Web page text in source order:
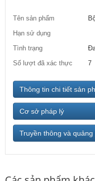
Tên sản phẩm
Hạn sử dụng
Tình trạng
Số lượt đã xác thực
7
Thông tin chi tiết sản
Cơ sở pháp lý
Truyền thông và quảng